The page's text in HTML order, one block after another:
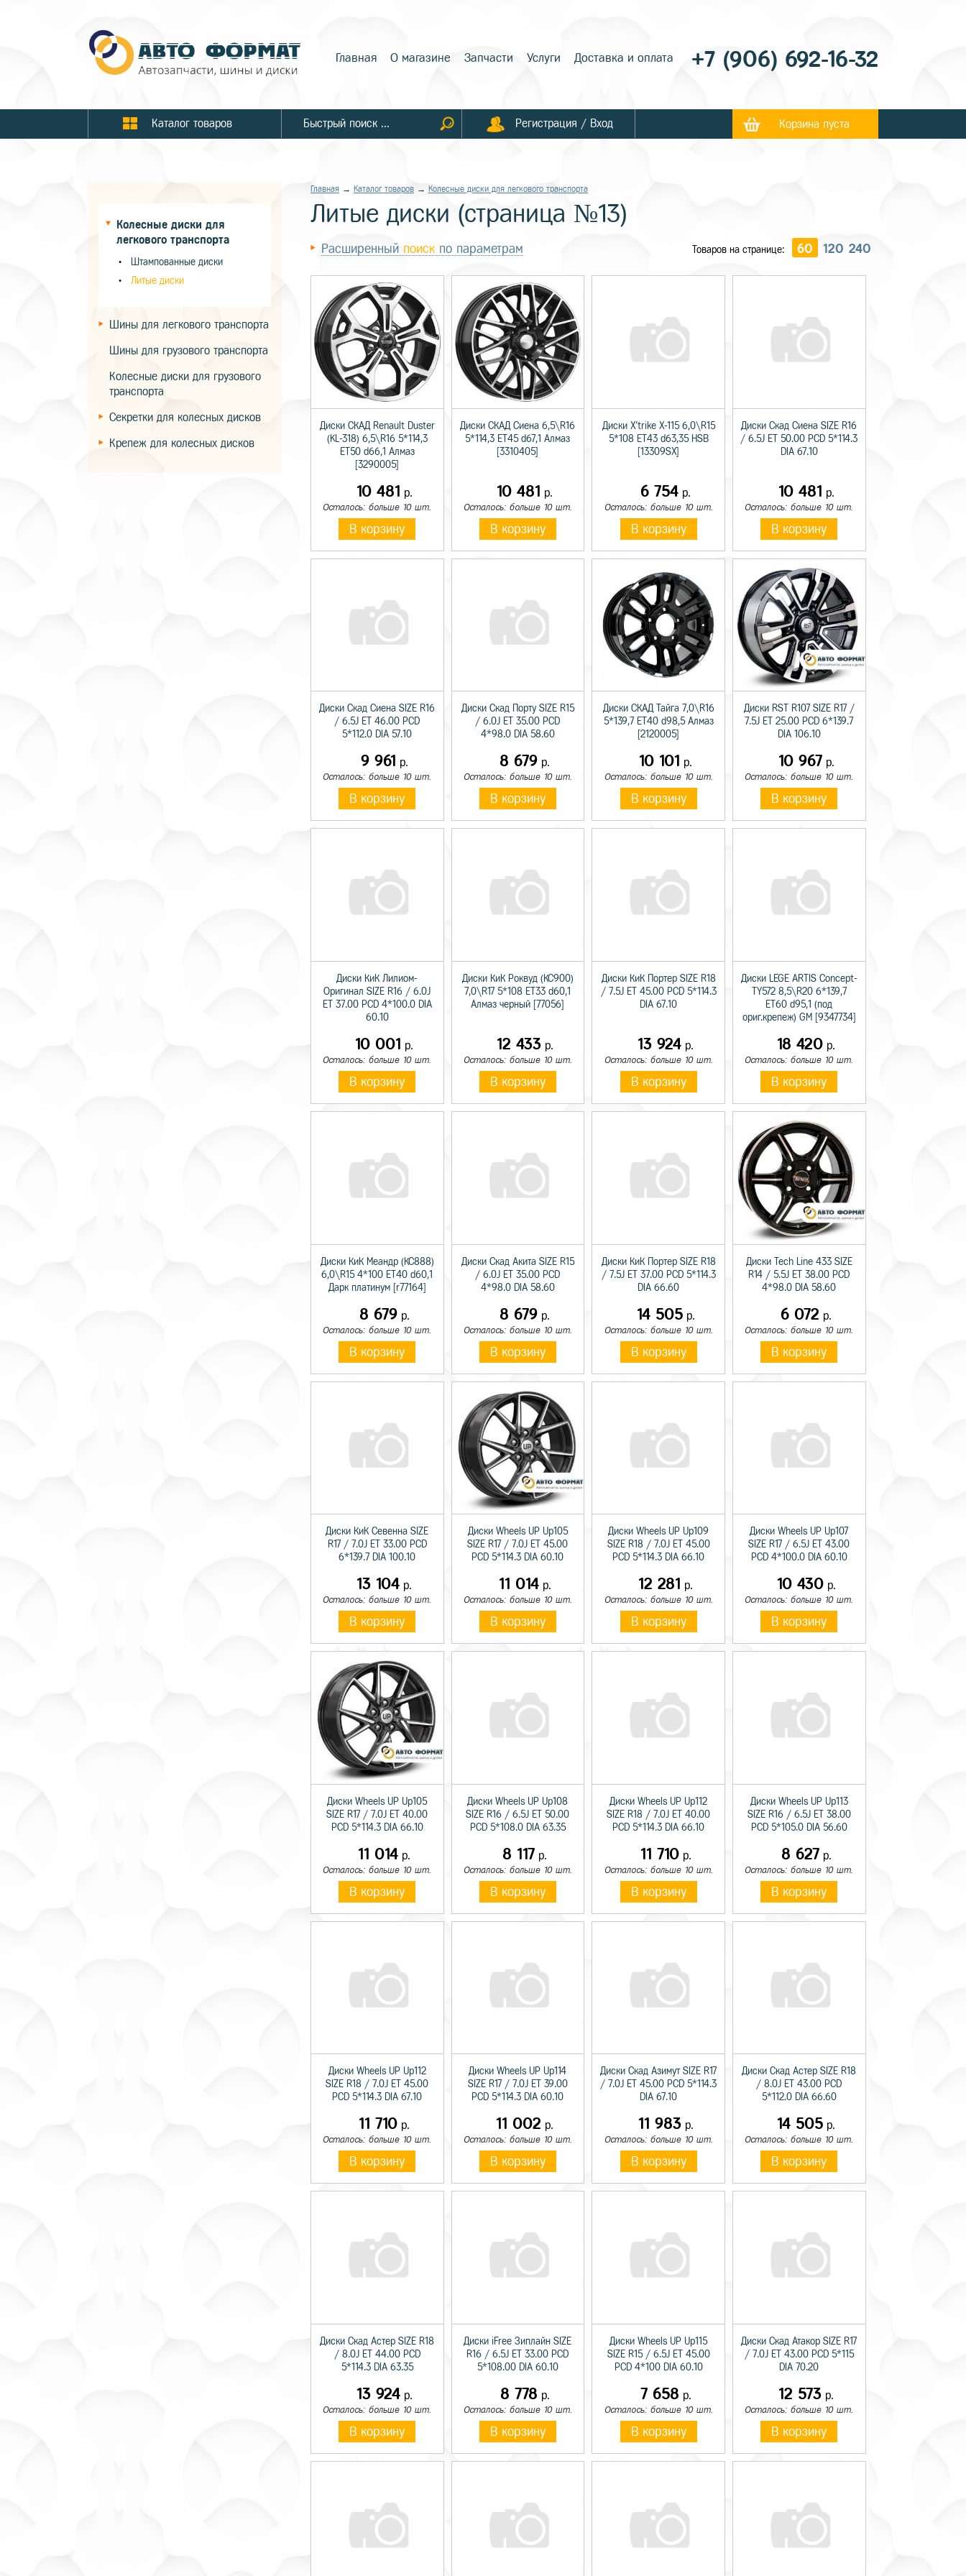
Главная О магазине Запчасти Услуги Доставка и оплата +7 (906) 692-16-32
Каталог товаров Регистрация / Вход Корзина пуста
Колесные диски для
легкового транспорта
Штампованные диски
Литые диски
Шины для легкового транспорта
Шины для грузового транспорта
Колесные диски для грузового
транспорта
Секретки для колесных дисков
Крепеж для колесных дисков
Главная → Каталог товаров → Колесные диски для легкового транспорта
Литые диски (страница №13)
Расширенный поиск по параметрам Товаров на странице: 60 120 240
Диски СКАД Renault Duster
(KL-318) 6,5\R16 5*114,3
ET50 d66,1 Алмаз
[3290005]
10 481 р.
Осталось: больше 10 шт.
В корзину
Диски СКАД Сиена 6,5\R16
5*114,3 ET45 d67,1 Алмаз
[3310405]
10 481 р.
Осталось: больше 10 шт.
В корзину
Диски X'trike X-115 6,0\R15
5*108 ET43 d63,35 HSB
[13309SX]
6 754 р.
Осталось: больше 10 шт.
В корзину
Диски Скад Сиена SIZE R16
/ 6.5J ET 50.00 PCD 5*114.3
DIA 67.10
10 481 р.
Осталось: больше 10 шт.
В корзину
Диски Скад Сиена SIZE R16
/ 6.5J ET 46.00 PCD
5*112.0 DIA 57.10
9 961 р.
Осталось: больше 10 шт.
В корзину
Диски Скад Порту SIZE R15
/ 6.0J ET 35.00 PCD
4*98.0 DIA 58.60
8 679 р.
Осталось: больше 10 шт.
В корзину
Диски СКАД Тайга 7,0\R16
5*139,7 ET40 d98,5 Алмаз
[2120005]
10 101 р.
Осталось: больше 10 шт.
В корзину
Диски RST R107 SIZE R17 /
7.5J ET 25.00 PCD 6*139.7
DIA 106.10
10 967 р.
Осталось: больше 10 шт.
В корзину
Диски КиК Лилиом-
Оригинал SIZE R16 / 6.0J
ET 37.00 PCD 4*100.0 DIA
60.10
10 001 р.
Осталось: больше 10 шт.
В корзину
Диски КиК Роквуд (КС900)
7,0\R17 5*108 ET33 d60,1
Алмаз черный [77056]
12 433р.
Осталось: больше 10 шт.
В корзину
Диски КиК Портер SIZE R18
/ 7.5J ET 45.00 PCD 5*114.3
DIA 67.10
13 924 р.
Осталось: больше 10 шт.
В корзину
Диски LEGE ARTIS Concept-
TY572 8,5\R20 6*139,7
ET60 d95,1 (под
ориг.крепеж) GM [9347734]
18 420 р.
Осталось: больше 10 шт.
В корзину
Диски КиК Меандр (КС888)
6,0\R15 4*100 ET40 d60,1
Дарк платинум [r77164]
8 679р.
Осталось: больше 10 шт.
В корзину
Диски Скад Акита SIZE R15
/ 6.0J ET 35.00 PCD
4*98.0 DIA 58.60
8 679 р.
Осталось: больше 10 шт.
В корзину
Диски КиК Портер SIZE R18
/ 7.5J ET 37.00 PCD 5*114.3
DIA 66.60
14 505р.
Осталось: больше 10 шт.
В корзину
Диски Tech Line 433 SIZE
R14 / 5.5J ET 38.00 PCD
4*98.0 DIA 58.60
6 072 р.
Осталось: больше 10 шт.
В корзину
Диски КиК Севенна SIZE
R17 / 7.0J ET 33.00 PCD
6*139.7 DIA 100.10
13 104 р.
Осталось: больше 10 шт.
В корзину
Диски Wheels UP Up105
SIZE R17 / 7.0J ET 45.00
PCD 5*114.3 DIA 60.10
11 014р.
Осталось: больше 10 шт.
В корзину
Диски Wheels UP Up109
SIZE R18 / 7.0J ET 45.00
PCD 5*114.3 DIA 66.10
12 281 р.
Осталось: больше 10 шт.
В корзину
Диски Wheels UP Up107
SIZE R17 / 6.5J ET 43.00
PCD 4*100.0 DIA 60.10
10 430р.
Осталось: больше 10 шт.
В корзину
Диски Wheels UP Up105
SIZE R17 / 7.0J ET 40.00
PCD 5*114.3 DIA 66.10
11 014 р.
Осталось: больше 10 шт.
В корзину
Диски Wheels UP Up108
SIZE R16 / 6.5J ET 50.00
PCD 5*108.0 DIA 63.35
8 117 р.
Осталось: больше 10 шт.
В корзину
Диски Wheels UP Up112
SIZE R18 / 7.0J ET 40.00
PCD 5*114.3 DIA 66.10
11 710р.
Осталось: больше 10 шт.
В корзину
Диски Wheels UP Up113
SIZE R16 / 6.5J ET 38.00
PCD 5*105.0 DIA 56.60
8 627 р.
Осталось: больше 10 шт.
В корзину
Диски Wheels UP Up112
SIZE R18 / 7.0J ET 45.00
PCD 5*114.3 DIA 67.10
11 710 р.
Осталось: больше 10 шт.
В корзину
Диски Wheels UP Up114
SIZE R17 / 7.0J ET 39.00
PCD 5*114.3 DIA 60.10
11 002 р.
Осталось: больше 10 шт.
В корзину
Диски Скад Азимут SIZE R17
/ 7.0J ET 45.00 PCD 5*114.3
DIA 67.10
11 983р.
Осталось: больше 10 шт.
В корзину
Диски Скад Астер SIZE R18
/ 8.0J ET 43.00 PCD
5*112.0 DIA 66.60
14 505 р.
Осталось: больше 10 шт.
В корзину
Диски Скад Астер SIZE R18
/ 8.0J ET 44.00 PCD
5*114.3 DIA 63.35
13 924р.
Осталось: больше 10 шт.
В корзину
Диски iFree Зиплайн SIZE
R16 / 6.5J ET 33.00 PCD
5*108.00 DIA 60.10
8 778 р.
Осталось: больше 10 шт.
В корзину
Диски Wheels UP Up115
SIZE R15 / 6.5J ET 45.00
PCD 4*100 DIA 60.10
7 658 р.
Осталось: больше 10 шт.
В корзину
Диски Скад Атакор SIZE R17
/ 7.0J ET 43.00 PCD 5*115
DIA 70.20
12 573 р.
Осталось: больше 10 шт.
В корзину